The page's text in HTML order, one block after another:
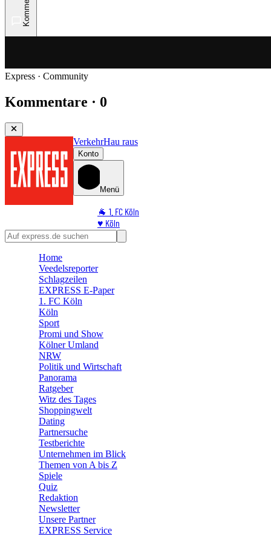
Express · Community
Kommentare · 0
VerkehrHau raus
Konto
Menü
🐐 1. FC Köln
♥️ Köln
⭐ Promi
🛒 Shoppingwelt
Home
Veedelsreporter
Schlagzeilen
EXPRESS E-Paper
1. FC Köln
Köln
Sport
Promi und Show
Kölner Umland
NRW
Politik und Wirtschaft
Panorama
Ratgeber
Witz des Tages
Shoppingwelt
Dating
Partnersuche
Testberichte
Unternehmen im Blick
Themen von A bis Z
Spiele
Quiz
Redaktion
Newsletter
Unsere Partner
EXPRESS Service